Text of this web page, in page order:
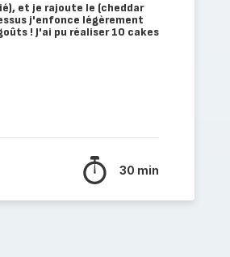
et je rajoute le (cheddar
j'enfonce légèrement
! J'ai pu réaliser 10 cakes
30 min